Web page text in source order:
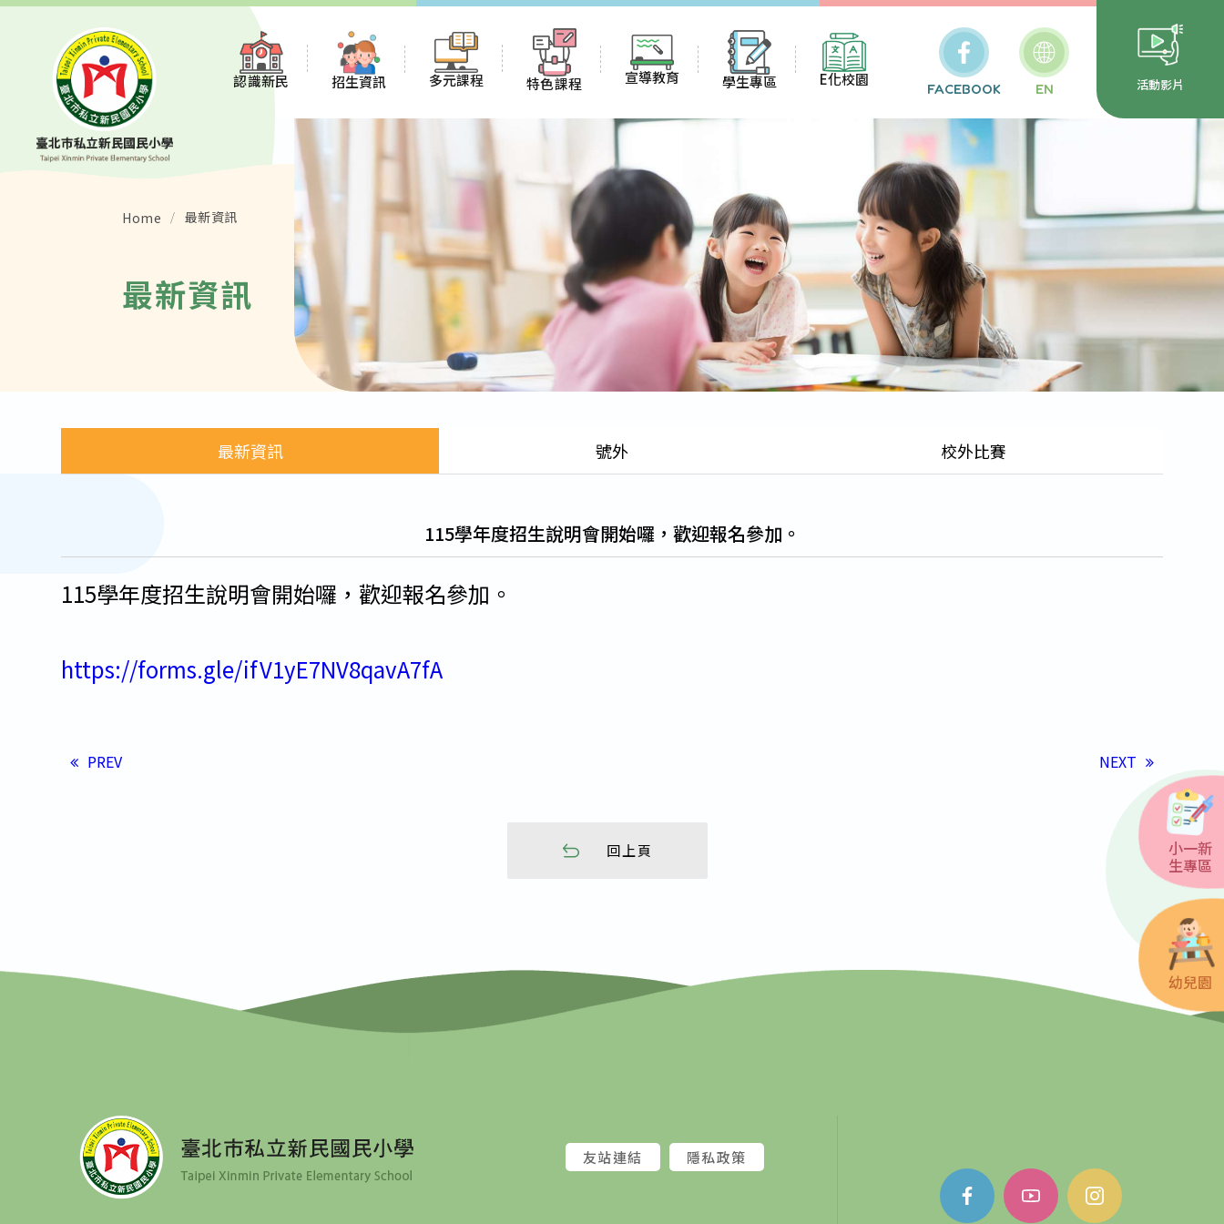
認識新民
新民沿革
願景與特色
學校組織
校徽校歌校服
交通位置
教育品質保證
招生資訊
招生說明
招生說明會報名
STEAM 數理資優班
114教育品質保證
多元課程
冬夏令營
課後才藝
假日遊學
新生銜接
特色課程
雙語課程(全英授課)
國際教育
閱讀素養寫作課程
宣導教育
防災教育資訊網
國防教育資訊網
環境教育資訊網
性別平等資訊網
其他重要連結
學生專區
榮譽榜
班級網頁
午餐菜單
飲用水報告
新民校規
表單下載
交通車申請表
E化校園
校務行政系統
雲端公文
二代報局表單
FACEBOOK EN 活動影片
小一新
生專區
幼兒園
Home 最新資訊
最新資訊
最新資訊 號外 校外比賽
115學年度招生說明會開始囉，歡迎報名參加。
115學年度招生說明會開始囉，歡迎報名參加。
https://forms.gle/ifV1yE7NV8qavA7fA
PREV NEXT
回上頁
友站連結 隱私政策